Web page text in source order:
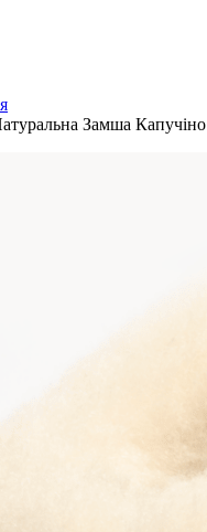
Замша Капучіно